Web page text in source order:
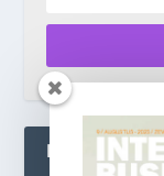
INTERIOR